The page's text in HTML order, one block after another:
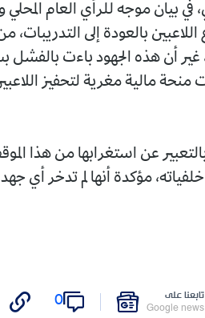
في بيان موجه للرأي العام المحلي
اللاعبين بالعودة إلى
غير أن هذه الجهود باءت
مالية مغرية لتحفيز
بالتعبير عن استغرابها من هذا
مؤكدة أنها لم تدخر أي
تابعنا على
Google news
0